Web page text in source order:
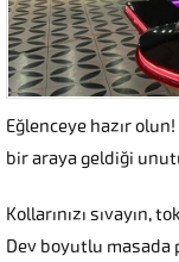
Eğlenceye hazır olun!
bir araya geldiği
Kollarınızı sıvayın,
Dev boyutlu masada